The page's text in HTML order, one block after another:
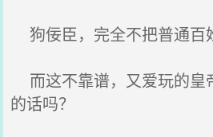
狗佞臣，完全不把普通百
而这不靠谱，又爱玩的皇
的话吗？